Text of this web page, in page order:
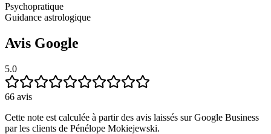
Psychopratique
Guidance astrologique
Avis Google
5.0
66 avis
Cette note est calculée à partir des avis laissés sur Google Business
par les clients de Pénélope Mokiejewski.